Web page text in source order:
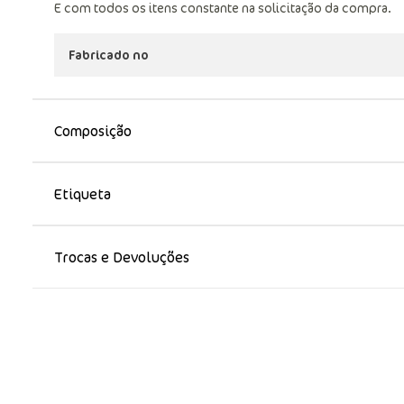
E com todos os itens constante na solicitação da compra.
Fabricado no
Composição
Etiqueta
Trocas e Devoluções